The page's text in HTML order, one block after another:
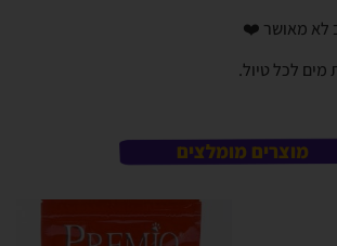
לא מאושר ❤️
לכל טיול.
מוצרים מומלצים